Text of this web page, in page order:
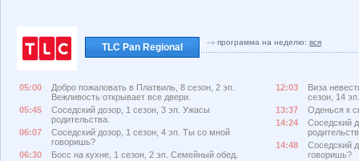
TLC Pan Regional программа на неделю: вся
05:00
Добро пожаловать в Платвиль, 8 сезон, 2 эп.
Вежливость открывает все двери.
05:45
Соседский дозор, 1 сезон, 3 эп. Ужасы
родительства.
06:07
Соседский дозор, 1 сезон, 4 эп. Ты со мной
говоришь?
06:30
Босс на кухне, 1 сезон, 2 эп. Семейный обед.
12:03
Виза
сезон, 14
13:37
Оденься к
14:24
Соседский
14:48
Соседский
говоришь?